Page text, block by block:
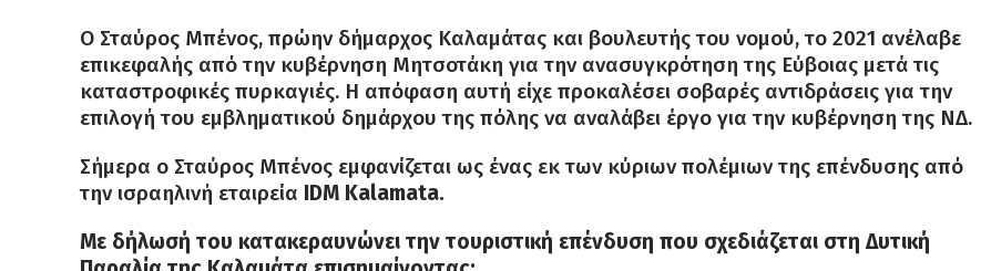
Ο Σταύρος Μπένος, πρώην δήμαρχος Καλαμάτας και βουλευτής του νομού, το 2021 ανέλαβε
επικεφαλής από την κυβέρνηση Μητσοτάκη για την ανασυγκρότηση της Εύβοιας μετά τις
καταστροφικές πυρκαγιές. Η απόφαση αυτή είχε προκαλέσει σοβαρές αντιδράσεις για την
επιλογή του εμβληματικού δημάρχου της πόλης να αναλάβει έργο για την κυβέρνηση της ΝΔ.
Σήμερα ο Σταύρος Μπένος εμφανίζεται ως ένας εκ των κύριων πολέμιων της επένδυσης από
την ισραηλινή εταιρεία IDM Kalamata.
Με δήλωσή του κατακεραυνώνει την τουριστική επένδυση που σχεδιάζεται στη Δυτική